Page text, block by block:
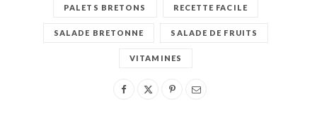
PALETS BRETONS RECETTE FACILE
SALADE BRETONNE SALADE DE FRUITS
VITAMINES